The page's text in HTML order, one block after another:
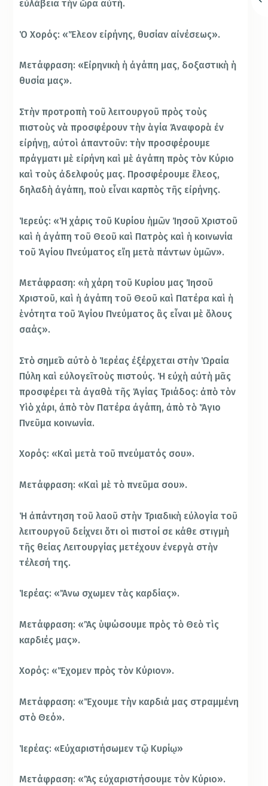
εὐλάβεια τὴν ὥρα αὐτή.
Ὁ Χορός: «Ἔλεον εἰρήνης, θυσίαν αἰνέσεως».
Μετάφραση: «Εἰρηνικὴ ἡ ἀγάπη μας, δοξαστικὴ ἡ
θυσία μας».
Στὴν προτροπὴ τοῦ λειτουργοῦ πρὸς τοὺς
πιστοὺς νὰ προσφέρουν τὴν ἁγία Ἀναφορὰ ἐν
εἰρήνῃ, αὐτοὶ ἀπαντοῦν: τὴν προσφέρουμε
πράγματι μὲ εἰρήνη καὶ μὲ ἀγάπη πρὸς τὸν Κύριο
καὶ τοὺς ἀδελφούς μας. Προσφέρουμε ἔλεος,
δηλαδὴ ἀγάπη, ποὺ εἶναι καρπὸς τῆς εἰρήνης.
Ἱερεύς: «Ἡ χάρις τοῦ Κυρίου ἡμῶν Ἰησοῦ Χριστοῦ
καὶ ἡ ἀγάπη τοῦ Θεοῦ καὶ Πατρὸς καὶ ἡ κοινωνία
τοῦ Ἁγίου Πνεύματος εἴη μετὰ πάντων ὑμῶν».
Μετάφραση: «ἡ χάρη τοῦ Κυρίου μας Ἰησοῦ
Χριστοῦ, καὶ ἡ ἀγάπη τοῦ Θεοῦ καὶ Πατέρα καὶ ἡ
ἑνότητα τοῦ Ἁγίου Πνεύματος ἂς εἶναι μὲ ὅλους
σαάς».
Στὸ σημεῖο αὐτὸ ὁ Ἱερέας ἐξέρχεται στὴν Ὡραία
Πύλη καὶ εὐλογεῖ τοὺς πιστούς. Ἡ εὐχὴ αὐτὴ μᾶς
προσφέρει τὰ ἀγαθὰ τῆς Ἁγίας Τριάδος: ἀπὸ τὸν
Υἱὸ χάρι, ἀπὸ τὸν Πατέρα ἀγάπη, ἀπὸ τὸ Ἅγιο
Πνεῦμα κοινωνία.
Χορός: «Καὶ μετὰ τοῦ πνεύματός σου».
Μετάφραση: «Καὶ μὲ τὸ πνεῦμα σου».
Ἡ ἀπάντηση τοῦ λαοῦ στὴν Τριαδικὴ εὐλογία τοῦ
λειτουργοῦ δείχνει ὅτι οἱ πιστοί σε κάθε στιγμὴ
τῆς θείας Λειτουργίας μετέχουν ἐνεργὰ στὴν
τέλεσή της.
Ἱερέας: «Ἄνω σχωμεν τὰς καρδίας».
Μετάφραση: «Ἂς ὑψώσουμε πρὸς τὸ Θεὸ τὶς
καρδιές μας».
Χορός: «Ἔχομεν πρὸς τὸν Κύριον».
Μετάφραση: «Ἔχουμε τὴν καρδιά μας στραμμένη
στὸ Θεό».
Ἱερέας: «Εὐχαριστήσωμεν τῷ Κυρίῳ»
Μετάφραση: «Ἂς εὐχαριστήσουμε τὸν Κύριο».